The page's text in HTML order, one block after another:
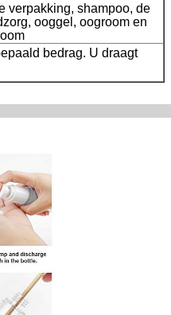
verpakking, shampoo, de
ooggel, oogroom en
bedrag. U draagt